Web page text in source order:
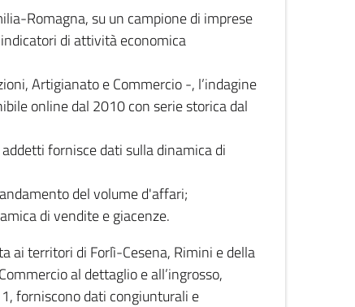
Romagna, su un campione di imprese
di attività economica
Artigianato e Commercio -, l’indagine
online dal 2010 con serie storica dal
fornisce dati sulla dinamica di
del volume d'affari;
di vendite e giacenze.
ai territori di Forlì-Cesena, Rimini e della
al dettaglio e all’ingrosso,
forniscono dati congiunturali e